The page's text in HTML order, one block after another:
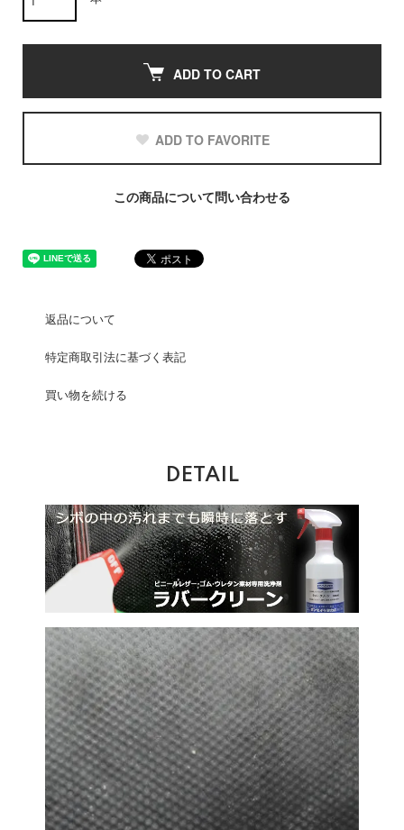
ADD TO CART
ADD TO FAVORITE
この商品について問い合わせる
返品について
特定商取引法に基づく表記
買い物を続ける
DETAIL